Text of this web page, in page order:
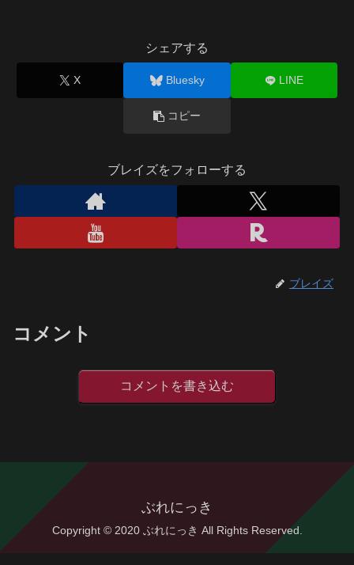
シェアする
X Bluesky LINE
コピー
ブレイズをフォローする
ブレイズ
コメント
コメントを書き込む
ぶれにっき
Copyright © 2020 ぶれにっき All Rights Reserved.